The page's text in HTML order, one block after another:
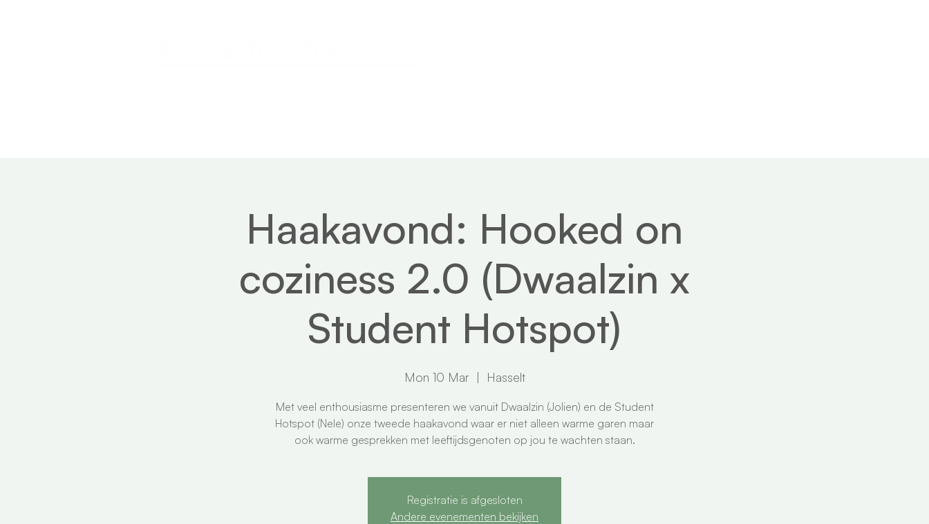
Haakavond: Hooked on
coziness 2.0 (Dwaalzin x
Student Hotspot)
Mon 10 Mar
  |
Hasselt
Met veel enthousiasme presenteren we vanuit Dwaalzin (Jolien) en de Student
Hotspot (Nele) onze tweede haakavond waar er niet alleen warme garen maar
ook warme gesprekken met leeftijdsgenoten op jou te wachten staan.
Registratie is afgesloten
Andere evenementen bekijken